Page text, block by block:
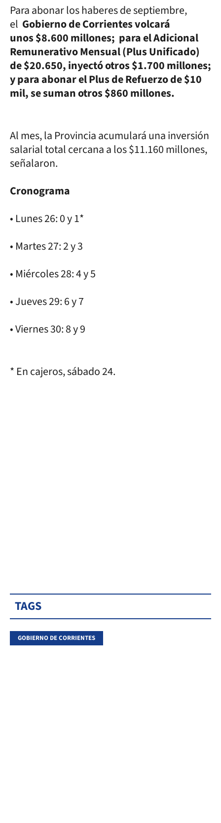
Para abonar los haberes de septiembre,
el Gobierno de Corrientes volcará
unos $8.600 millones; para el Adicional
Remunerativo Mensual (Plus Unificado)
de $20.650, inyectó otros $1.700 millones;
y para abonar el Plus de Refuerzo de $10
mil, se suman otros $860 millones.
Al mes, la Provincia acumulará una inversión
salarial total cercana a los $11.160 millones,
señalaron.
Cronograma
• Lunes 26: 0 y 1*
• Martes 27: 2 y 3
• Miércoles 28: 4 y 5
• Jueves 29: 6 y 7
• Viernes 30: 8 y 9
* En cajeros, sábado 24.
TAGS
GOBIERNO DE CORRIENTES